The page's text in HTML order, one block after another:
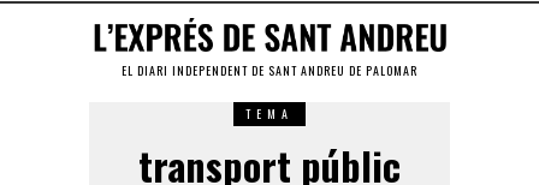
EL DIARI INDEPENDENT DE SANT ANDREU DE PALOMAR
TEMA
transport públic